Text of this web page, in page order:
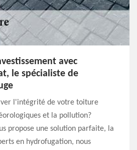
avec
le spécialiste de
l'intégrité de votre toiture
et la pollution?
propose une solution parfaite, la
en hydrofugation, nous